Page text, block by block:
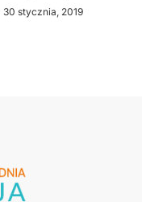
30 stycznia, 2019